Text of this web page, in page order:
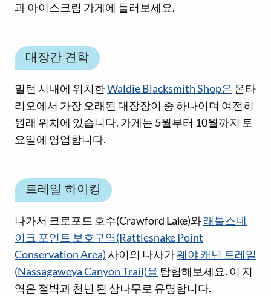
과 아이스크림 가게에 들러보세요.
대장간 견학
밀턴 시내에 위치한Waldie Blacksmith Shop은 온타
리오에서 가장 오래된 대장장이 중 하나이며 여전히
원래 위치에 있습니다. 가게는 5월부터 10월까지 토
요일에 영업합니다.
트레일 하이킹
나가서 크로포드 호수(Crawford Lake)와래틀스네
이크 포인트 보호구역(Rattlesnake Point
Conservation Area)사이의 나사가웨야 캐년 트레일
(Nassagaweya Canyon Trail)을 탐험해보세요. 이 지
역은 절벽과 천년 된 삼나무로 유명합니다.